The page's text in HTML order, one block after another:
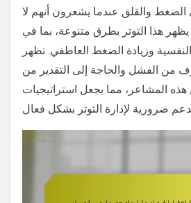
الضغط والقلق عندما يشعرون أنهم لا
هذا التوتر بطرق متنوعة، بما في
وزيادة الضغط العاطفي. تظهر
من الفشل والحاجة إلى التقدير من
هذه المشاعر، مما يجعل استراتيجيات